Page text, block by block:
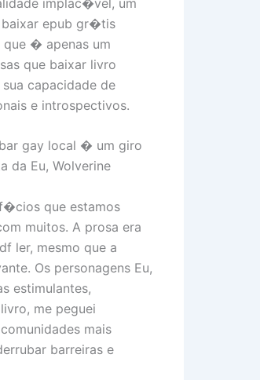
baixar epub gr�tis
� apenas um
que baixar livro
capacidade de
e introspectivos.
gay local � um giro
da Eu, Wolverine
que estamos
muitos. A prosa era
ler, mesmo que a
Os personagens Eu,
estimulantes,
me peguei
mais
barreiras e